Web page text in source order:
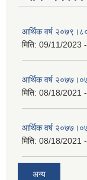
आर्थिक वर्ष
मिति: 09/11/2023
आर्थिक वर्ष
मिति: 08/18/2021
आर्थिक वर्ष
मिति: 08/18/2021
अन्य